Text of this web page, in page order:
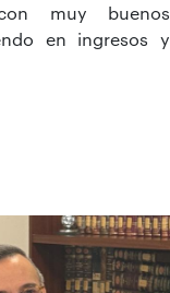
muy buenos
en ingresos y